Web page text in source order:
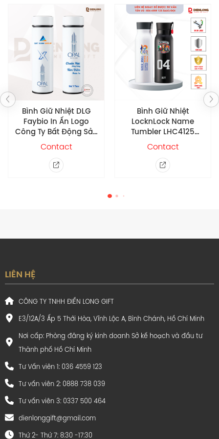
và hơn nữa in xoay tròn quanh bình đối với những họa
tiết hình ảnh phức tạp nhất.
Bình Giữ Nhiệt DLG
Faybio In Ấn Logo
Công Ty Bất Động Sản
Đất Xanh
Contact
Bình Giữ Nhiệt
LocknLock Name
Tumbler LHC4125
500ml – In ấn theo yêu
cầu
Contact
LIÊN HỆ
CÔNG TY TNHH ĐIỀN LONG GIFT
E3/12A/3 Ấp 5 Thới Hòa, Vĩnh Lộc A, Bình Chánh, Hồ Chí Minh
Nơi cấp: Phòng đăng ký kinh doanh Sở kế hoạch và đầu tư
Thành phố Hồ Chí Minh
Tư Vấn viên 1: 036 4559 123
Tư vấn viên 2: 0888 738 039
Tư vấn viên 3: 0337 500 464
dienlonggift@gmail.com
Thứ 2- Thứ 7: 8:30 -17:30